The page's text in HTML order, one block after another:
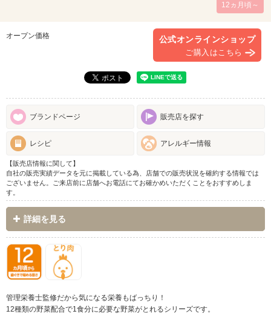
12ヵ月頃～
オープン価格 公式オンラインショップ
ご購入はこちら
ブランドページ 販売店を探す
レシピ アレルギー情報
【販売店情報に関して】
自社の販売実績データを元に掲載している為、店舗での販売状況を確約する情報では
ございません。ご来店前に店舗へお電話にてお確かめいただくことをおすすめしま
す。
詳細を見る
管理栄養士監修だから気になる栄養もばっちり！
12種類の野菜配合で1食分に必要な野菜がとれるシリーズです。